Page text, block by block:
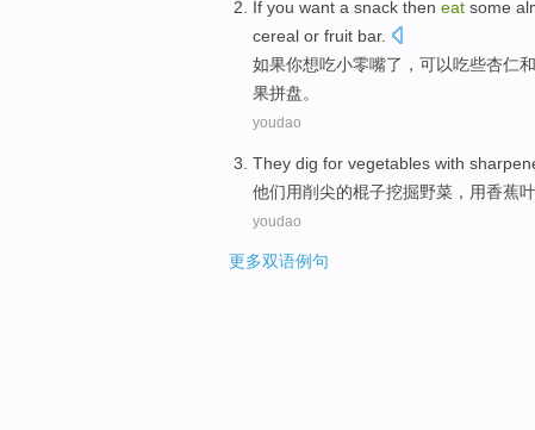
If you want a snack then eat some
cereal or fruit bar.
如果你想吃小零嘴了，可以吃些杏仁和
果拼盘。
youdao
They dig for vegetables with
他们用削尖的棍子挖掘野菜 ， 用香蕉叶
youdao
更多双语例句